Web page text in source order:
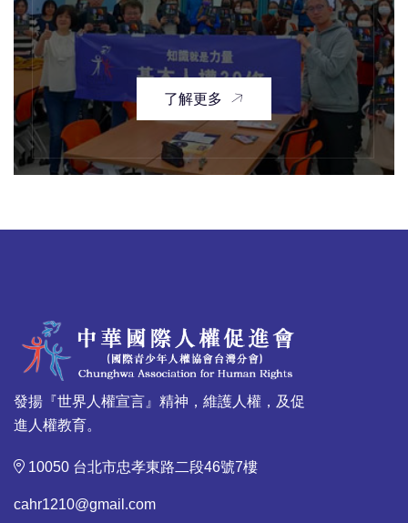
了解更多
發揚『世界人權宣言』精神，維護人權，及促
進人權教育。
10050 台北市忠孝東路二段46號7樓
cahr1210@gmail.com